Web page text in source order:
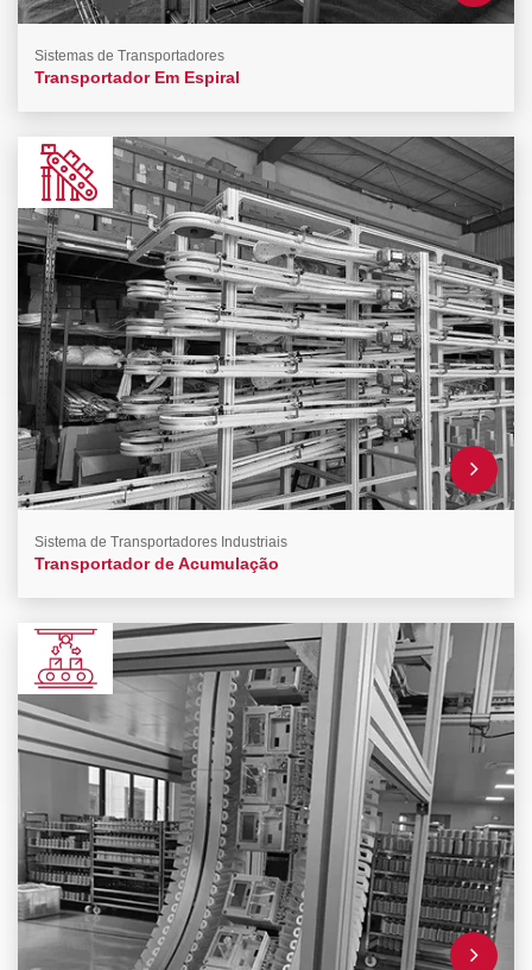
Sistemas de Transportadores
Transportador Em Espiral
Sistema de Transportadores Industriais
Transportador de Acumulação